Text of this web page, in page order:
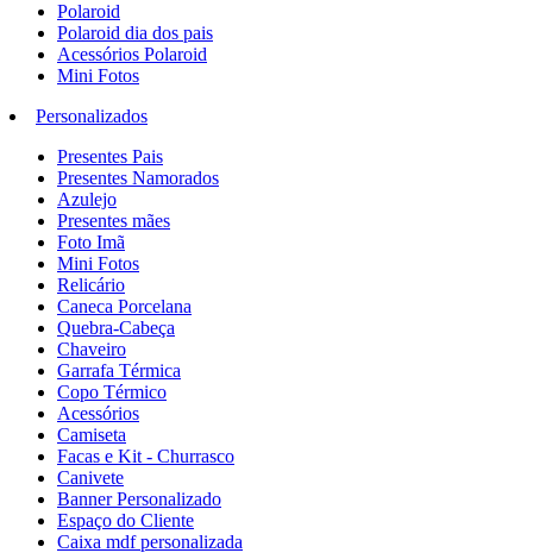
Polaroid
Polaroid dia dos pais
Acessórios Polaroid
Mini Fotos
Personalizados
Presentes Pais
Presentes Namorados
Azulejo
Presentes mães
Foto Imã
Mini Fotos
Relicário
Caneca Porcelana
Quebra-Cabeça
Chaveiro
Garrafa Térmica
Copo Térmico
Acessórios
Camiseta
Facas e Kit - Churrasco
Canivete
Banner Personalizado
Espaço do Cliente
Caixa mdf personalizada